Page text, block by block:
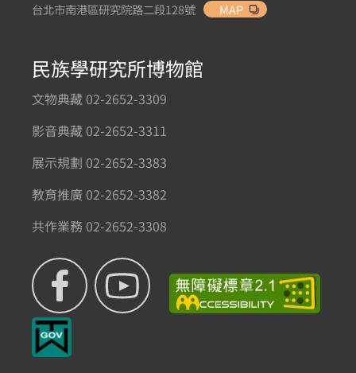
台北市南港區研究院路二段128號 MAP
民族學研究所博物館
文物典藏 02-2652-3309
影音典藏 02-2652-3311
展示規劃 02-2652-3383
教育推廣 02-2652-3382
共作業務 02-2652-3308